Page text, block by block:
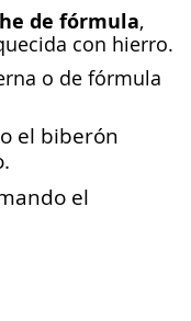
de fórmula,
con hierro.
o de fórmula
el biberón
el